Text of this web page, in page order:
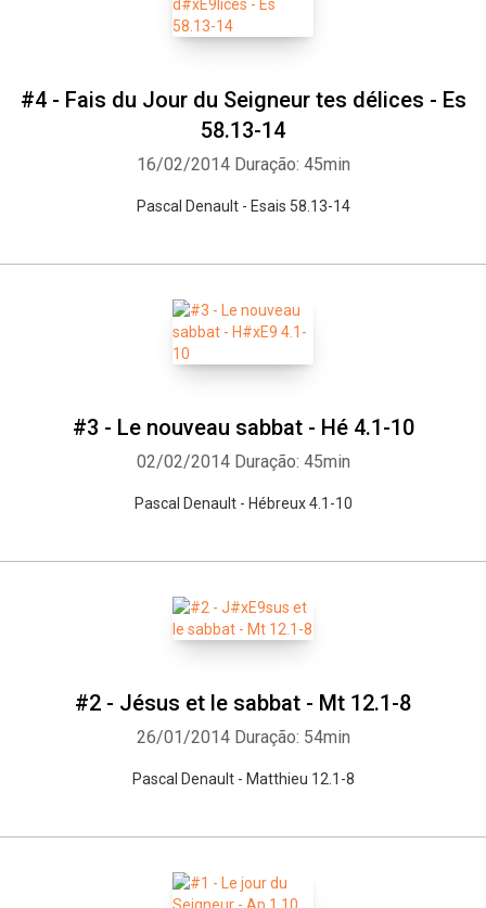
#4 - Fais du Jour du Seigneur tes délices - Es
58.13-14
16/02/2014 Duração: 45min
Pascal Denault - Esais 58.13-14
#3 - Le nouveau sabbat - Hé 4.1-10
02/02/2014 Duração: 45min
Pascal Denault - Hébreux 4.1-10
#2 - Jésus et le sabbat - Mt 12.1-8
26/01/2014 Duração: 54min
Pascal Denault - Matthieu 12.1-8